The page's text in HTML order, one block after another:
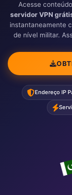
Acesse
servidor VPN
instantaneamente
de nível militar.
Endereço IP